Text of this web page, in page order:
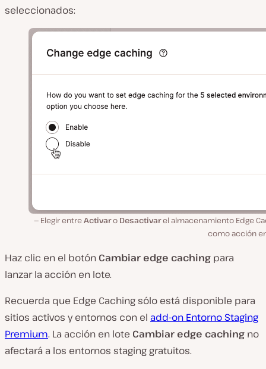
seleccionados:
Elegir entreActivaro Desactivarel almacenamiento Edge
como acción
Haz clic en el botón Cambiar edge caching para
lanzar la acción en lote.
Recuerda que Edge Caching sólo está disponible para
sitios activos y entornos con el add-on Entorno Staging
Premium. La acción en lote Cambiar edge caching no
afectará a los entornos staging gratuitos.